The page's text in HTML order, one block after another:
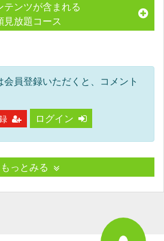
テンツが含まれる
見放題コース
会員登録いただくと、コメント
ログイン
もっとみる